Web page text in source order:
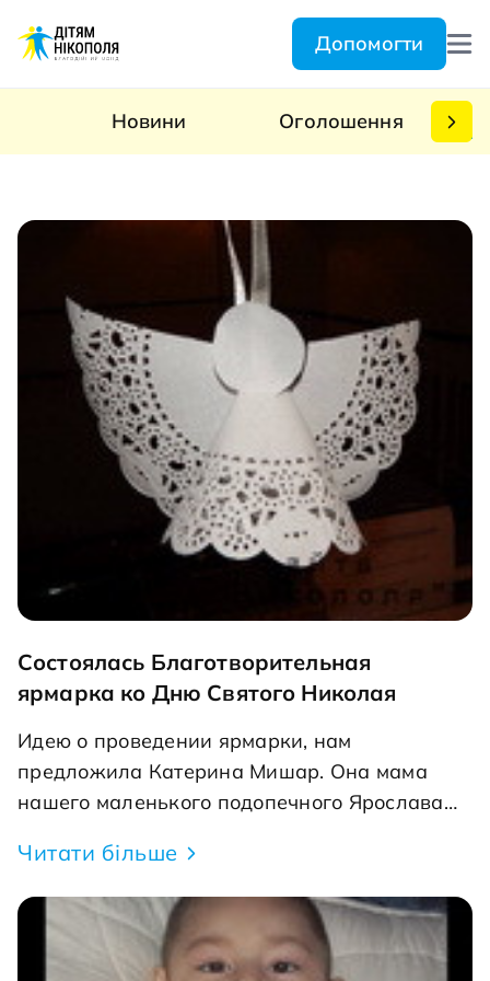
Допомогти
Новини Оголошення
Состоялась Благотворительная
ярмарка ко Дню Святого Николая
Идею о проведении ярмарки, нам
предложила Катерина Мишар. Она мама
нашего маленького подопечного Ярослава
проведении операции на ручке. Она и сама
была на ярмарке в качестве «снеговичка» и
также привлекла некоторых участников.
Были и такие, которые сами связались с
Читати більше